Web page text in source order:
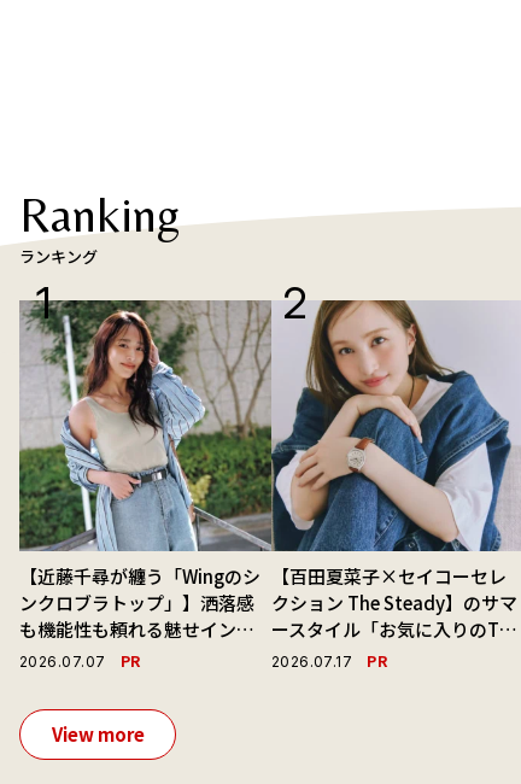
Ranking
ランキング
【近藤千尋が纏う「Wingのシ
ンクロブラトップ」】洒落感
も機能性も頼れる魅せインナ
ーで毎日を心地よくアプデ！
2026.07.07 PR
【百田夏菜子×セイコーセレ
クション The Steady】のサマ
ースタイル「お気に入りのTシ
ャツと最高の時計と。」
2026.07.17 PR
View more